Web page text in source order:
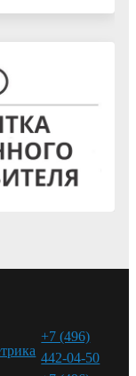
+7 (496)
442-04-50